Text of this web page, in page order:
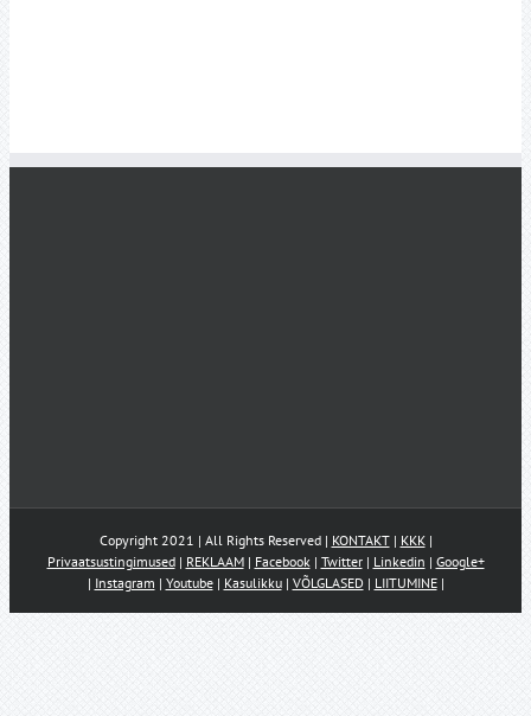
Copyright 2021 | All Rights Reserved | KONTAKT| KKK|
Privaatsustingimused| REKLAAM| Facebook| Twitter| Linkedin | Google+
| Instagram | Youtube| Kasulikku| VÕLGLASED | LIITUMINE|